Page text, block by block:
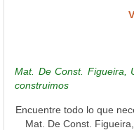
Mat. De Const. Figueira,
construimos
Encuentre todo lo que
Mat. De Const.